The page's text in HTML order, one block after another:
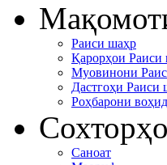
Раиси шаҳр
Қарорҳои Раиси
Муовинони
Дастгоҳи Раиси
Роҳбарони
Сохторҳо
Саноат